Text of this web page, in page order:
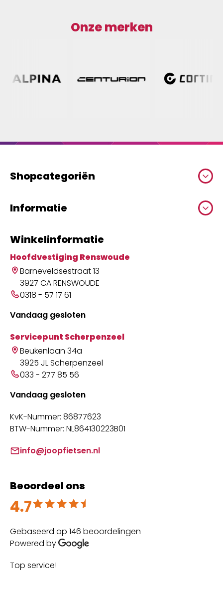
Onze merken
Shopcategoriën
Informatie
Winkelinformatie
Hoofdvestiging Renswoude
Barneveldsestraat 13
3927 CA RENSWOUDE
0318 - 57 17 61
Vandaag gesloten
Servicepunt Scherpenzeel
Beukenlaan 34a
3925 JL Scherpenzeel
033 - 277 85 56
Vandaag gesloten
KvK-Nummer: 86877623
BTW-Nummer: NL864130223B01
info@joopfietsen.nl
Beoordeel ons
4.7
Beoordeeld met 4.7 uit 5
Gebaseerd op 146 beoordelingen
Powered by
Top service!